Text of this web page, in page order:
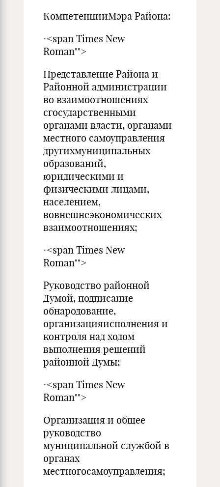
КомпетенцииМэра Района:
·<span Times New
Roman"">
Представление Района и
Районной администрации
во взаимоотношениях
сгосударственными
органами власти, органами
местного самоуправления
другихмуниципальных
образований,
юридическими и
физическими лицами,
населением,
вовнешнеэкономических
взаимоотношениях;
·<span Times New
Roman"">
Руководство районной
Думой, подписание
обнародование,
организацияисполнения и
контроля над ходом
выполнения решений
районной Думы;
·<span Times New
Roman"">
Организация и общее
руководство
муниципальной службой в
органах
местногосамоуправления;